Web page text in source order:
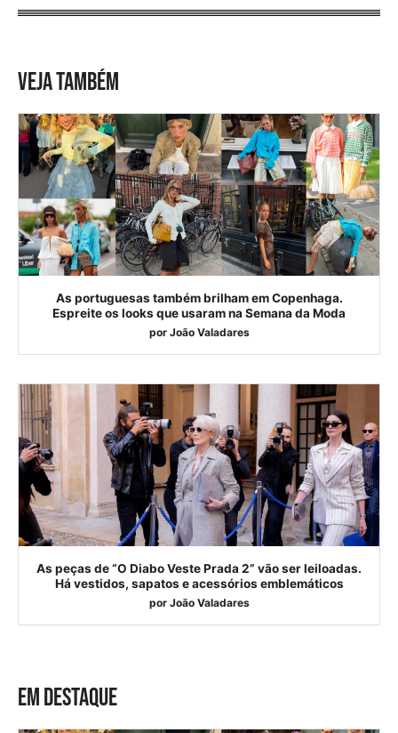
VEJA TAMBÉM
As portuguesas também brilham em Copenhaga.
Espreite os looks que usaram na Semana da Moda
por João Valadares
As peças de “O Diabo Veste Prada 2” vão ser leiloadas.
Há vestidos, sapatos e acessórios emblemáticos
por João Valadares
EM DESTAQUE